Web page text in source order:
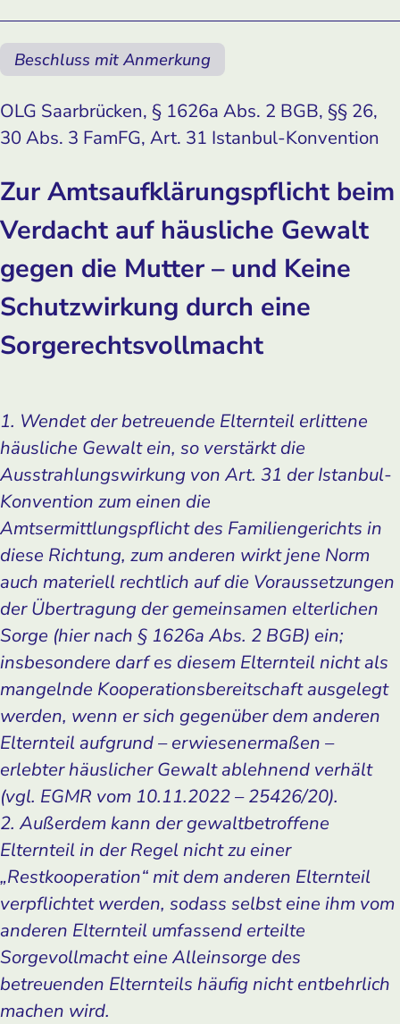
Beschluss mit Anmerkung
OLG Saarbrücken, § 1626a Abs. 2 BGB, §§ 26,
30 Abs. 3 FamFG, Art. 31 Istanbul-Konvention
Zur Amtsaufklärungspflicht beim
Verdacht auf häusliche Gewalt
gegen die Mutter – und Keine
Schutzwirkung durch eine
Sorgerechtsvollmacht
1. Wendet der betreuende Elternteil erlittene
häusliche Gewalt ein, so verstärkt die
Ausstrahlungswirkung von Art. 31 der Istanbul-
Konvention zum einen die
Amtsermittlungspflicht des Familiengerichts in
diese Richtung, zum anderen wirkt jene Norm
auch materiell rechtlich auf die Voraussetzungen
der Übertragung der gemeinsamen elterlichen
Sorge (hier nach § 1626a Abs. 2 BGB) ein;
insbesondere darf es diesem Elternteil nicht als
mangelnde Kooperationsbereitschaft ausgelegt
werden, wenn er sich gegenüber dem anderen
Elternteil aufgrund – erwiesenermaßen –
erlebter häuslicher Gewalt ablehnend verhält
(vgl. EGMR vom 10.11.2022 – 25426/20).
2. Außerdem kann der gewaltbetroffene
Elternteil in der Regel nicht zu einer
„Restkooperation“ mit dem anderen Elternteil
verpflichtet werden, sodass selbst eine ihm vom
anderen Elternteil umfassend erteilte
Sorgevollmacht eine Alleinsorge des
betreuenden Elternteils häufig nicht entbehrlich
machen wird.